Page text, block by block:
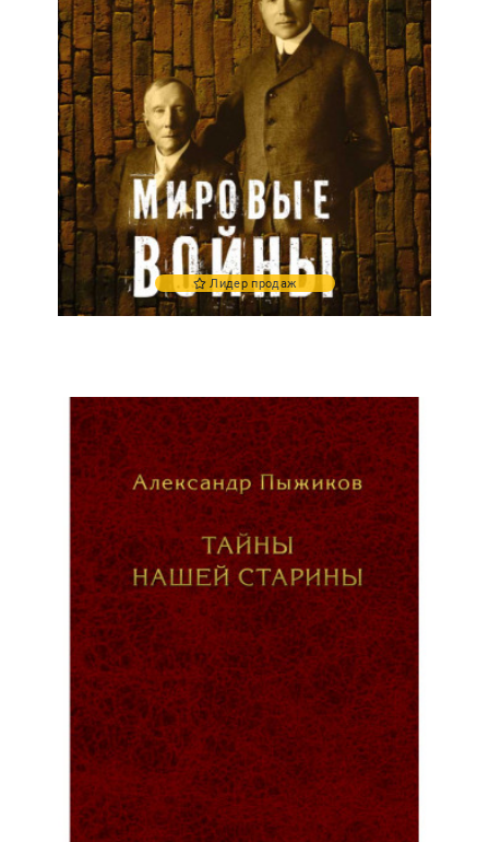
Лидер продаж